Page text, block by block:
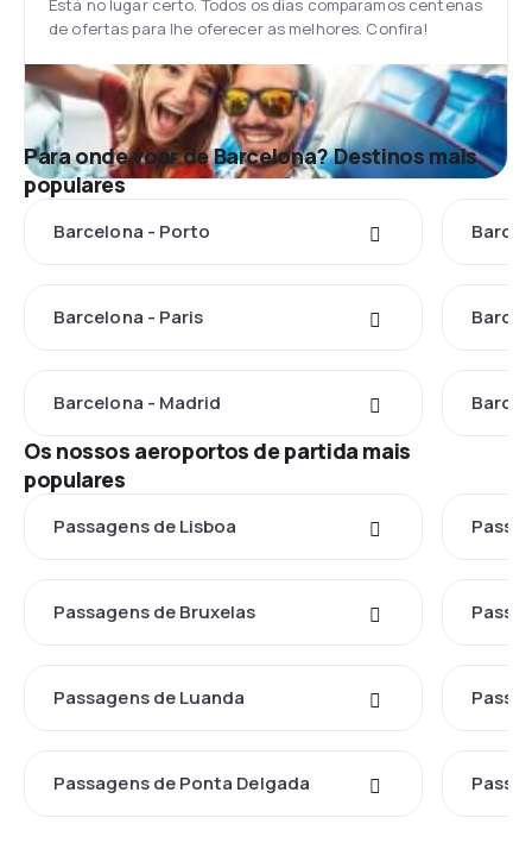
Está no lugar certo. Todos os dias comparamos centenas
de ofertas para lhe oferecer as melhores. Confira!
Para onde voar de Barcelona? Destinos mais
populares
Barcelona - Porto
Barcelona - Paris
Barcelona - Madrid
Os nossos aeroportos de partida mais
populares
Passagens de Lisboa
Passagens de Bruxelas
Passagens de Luanda
Passagens de Ponta Delgada